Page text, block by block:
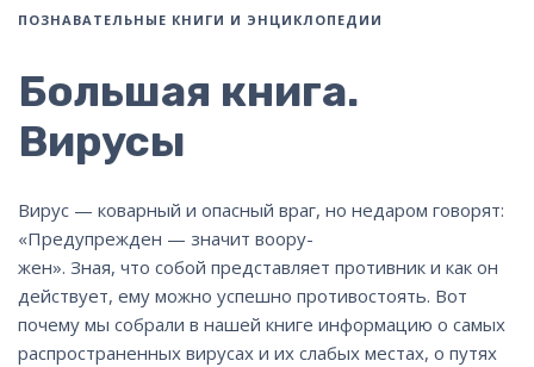
ПОЗНАВАТЕЛЬНЫЕ КНИГИ И ЭНЦИКЛОПЕДИИ
Большая книга.
Вирусы
Вирус — коварный и опасный враг, но недаром говорят:
«Предупрежден — значит воору-
жен». Зная, что собой представляет противник и как он
действует, ему можно успешно противостоять. Вот
почему мы собрали в нашей книге информацию о самых
распространенных вирусах и их слабых местах, о путях